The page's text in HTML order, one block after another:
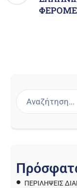
Πρόσφατ
ΠΕΡΙΛΉΨΕΙΣ